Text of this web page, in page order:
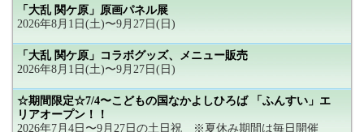
「大乱 関ケ原」原画パネル展
2026年8月1日(土)〜9月27日(日)
「大乱 関ケ原」コラボグッズ、メニュー販売
2026年8月1日(土)〜9月27日(日)
☆期間限定☆7/4〜こどもの国なかよしひろば 「ふんすい」エ
リアオープン！！
2026年7月4日〜9月27日の土日祝 ※夏休み期間は毎日開催